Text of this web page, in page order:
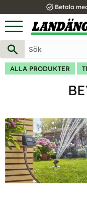
Meny
task_alt Betala
ALLA PRODUKTER